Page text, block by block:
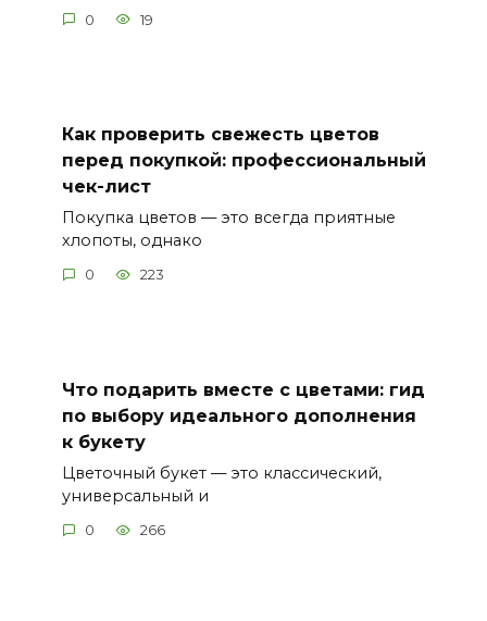
0 19
Как проверить свежесть цветов
перед покупкой: профессиональный
чек-лист
Покупка цветов — это всегда приятные
хлопоты, однако
0 223
Что подарить вместе с цветами: гид
по выбору идеального дополнения
к букету
Цветочный букет — это классический,
универсальный и
0 266